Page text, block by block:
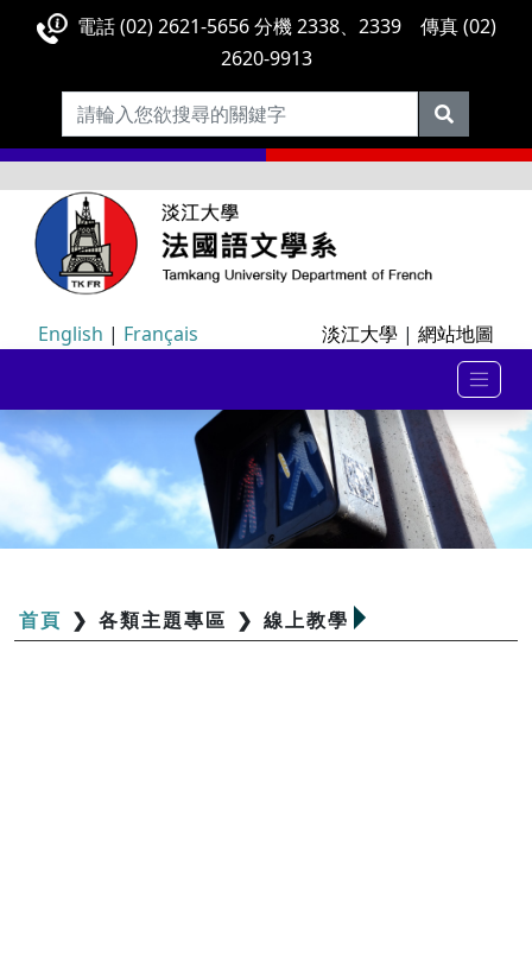
電話 (02) 2621-5656 分機 2338、2339 傳真 (02)
2620-9913
English | Français 淡江大學 | 網站地圖
首頁 ❯ 各類主題專區 ❯ 線上教學